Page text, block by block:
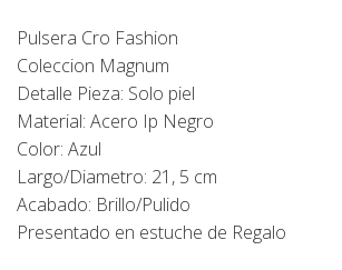
Pulsera Cro Fashion
Coleccion Magnum
Detalle Pieza: Solo piel
Material: Acero Ip Negro
Color: Azul
Largo/Diametro: 21, 5 cm
Acabado: Brillo/Pulido
Presentado en estuche de Regalo